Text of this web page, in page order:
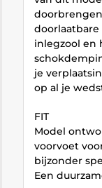
inlegzool en
je
op al je
FIT
Model
voorvoet
bijzonder
Een